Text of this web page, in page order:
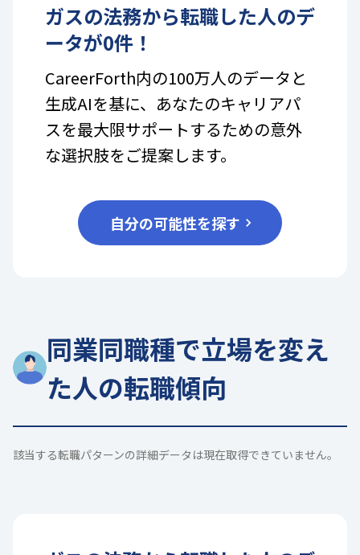
ガスの法務から転職した人のデ
ータが0件！
CareerForth内の100万人のデータと
生成AIを基に、あなたのキャリアパ
スを最大限サポートするための意外
な選択肢をご提案します。
自分の可能性を探す
同業同職種で立場を変え
た人の転職傾向
該当する転職パターンの詳細データは現在取得できていません。